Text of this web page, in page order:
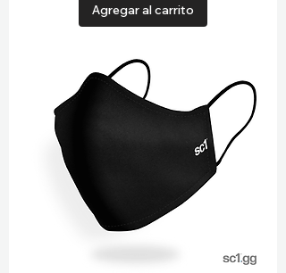
Agregar al carrito